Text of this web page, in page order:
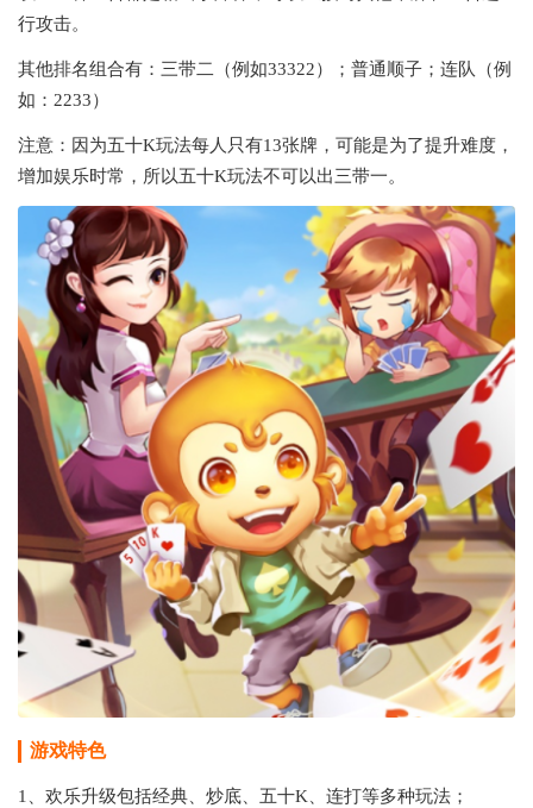
行攻击。
其他排名组合有：三带二（例如33322）；普通顺子；连队（例
如：2233）
注意：因为五十K玩法每人只有13张牌，可能是为了提升难度，
增加娱乐时常，所以五十K玩法不可以出三带一。
游戏特色
1、欢乐升级包括经典、炒底、五十K、连打等多种玩法；